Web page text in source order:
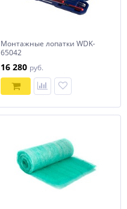
Монтажные лопатки WDK-
65042
16 280 руб.